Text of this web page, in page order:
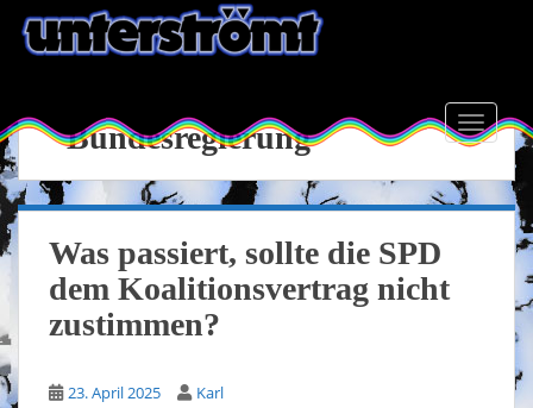
o
m
a
i
n
n
t
e
Bundesregierung
Was passiert, sollte die SPD
dem Koalitionsvertrag nicht
zustimmen?
23. April 2025 Karl